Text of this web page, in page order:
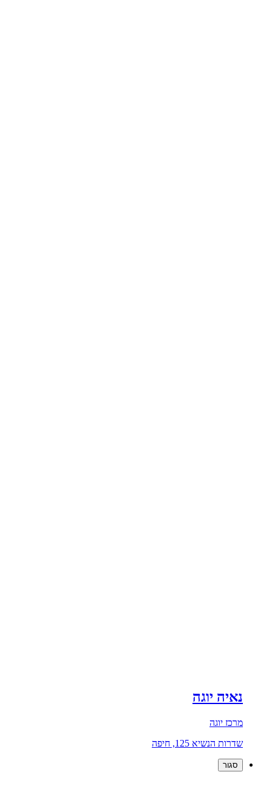
נאיה יוגה
מרכז יוגה
שדרות הנשיא 125, חיפה
סגור